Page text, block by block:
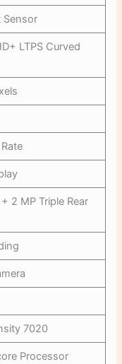
Sensor
LTPS Curved
2 MP Triple Rear
7020
Processor